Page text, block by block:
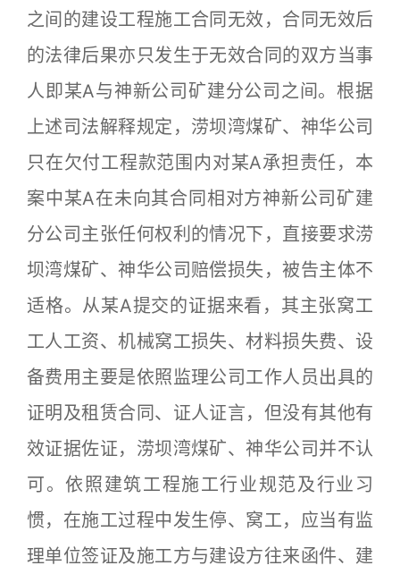
之间的建设工程施工合同无效，合同无效后
的法律后果亦只发生于无效合同的双方当事
人即某A与神新公司矿建分公司之间。根据
上述司法解释规定，涝坝湾煤矿、神华公司
只在欠付工程款范围内对某A承担责任，本
案中某A在未向其合同相对方神新公司矿建
分公司主张任何权利的情况下，直接要求涝
坝湾煤矿、神华公司赔偿损失，被告主体不
适格。从某A提交的证据来看，其主张窝工
工人工资、机械窝工损失、材料损失费、设
备费用主要是依照监理公司工作人员出具的
证明及租赁合同、证人证言，但没有其他有
效证据佐证，涝坝湾煤矿、神华公司并不认
可。依照建筑工程施工行业规范及行业习
惯，在施工过程中发生停、窝工，应当有监
理单位签证及施工方与建设方往来函件、建